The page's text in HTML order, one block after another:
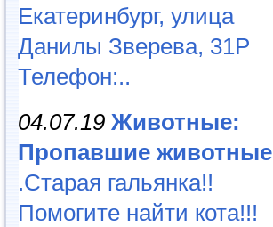
Екатеринбург, улица
Данилы Зверева, 31Р
Телефон:..
04.07.19 Животные:
Пропавшие животные
.Старая гальянка!!
Помогите найти кота!!!